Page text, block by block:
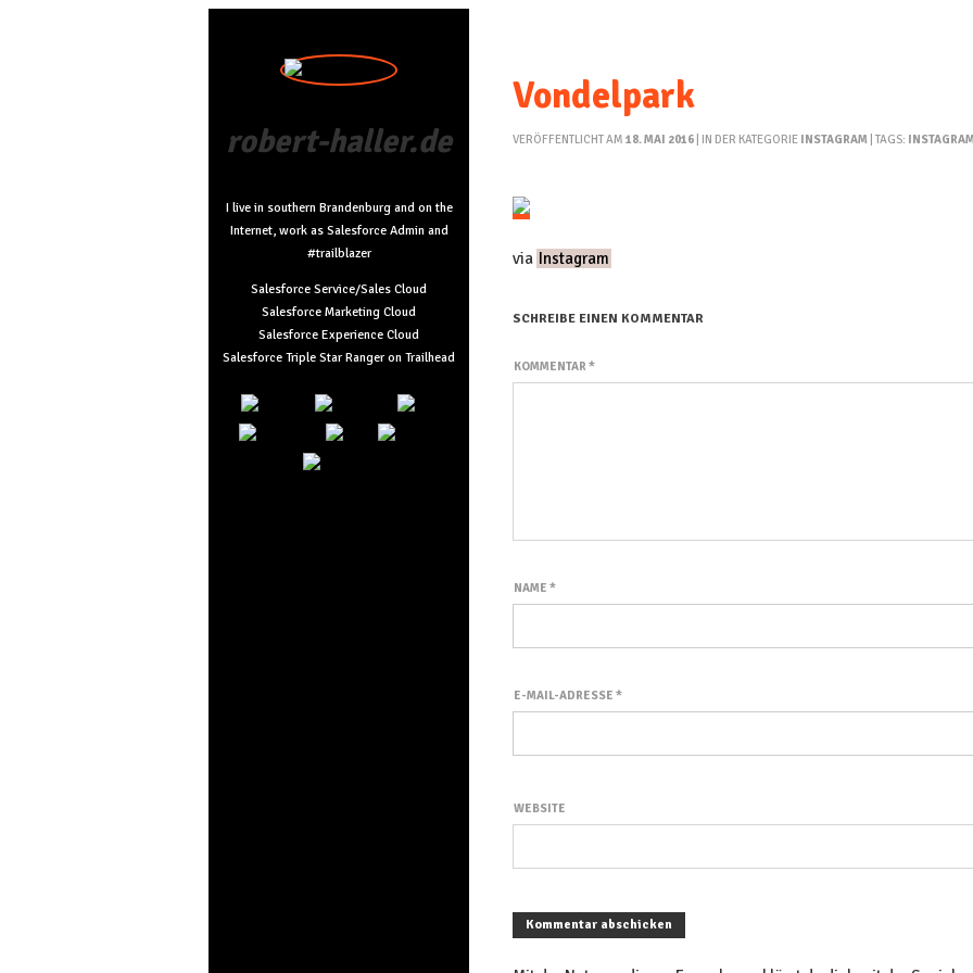
robert-haller.de
I live in southern Brandenburg and on the
Internet, work as Salesforce Admin and
#trailblazer
Salesforce Service/Sales Cloud
Salesforce Marketing Cloud
Salesforce Experience Cloud
Salesforce Triple Star Ranger on Trailhead
Vondelpark
VERÖFFENTLICHT AM 18. MAI 2016 | IN DER KATEGORIE INSTAGRAM | TAGS:
via Instagram
SCHREIBE EINEN KOMMENTAR
KOMMENTAR *
NAME *
E-MAIL-ADRESSE *
WEBSITE